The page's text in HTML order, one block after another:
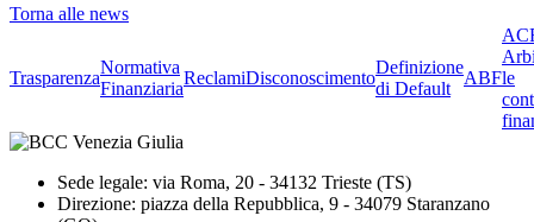
Torna alle news
Trasparenza
Normativa
Finanziaria
ReclamiDisconoscimento
Definizione
di Default
ABFle
Sede legale: via Roma, 20 - 34132 Trieste (TS)
Direzione: piazza della Repubblica, 9 - 34079 Staranzano